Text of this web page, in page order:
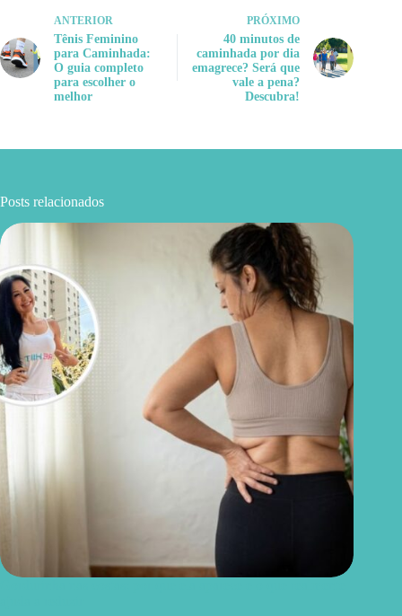
ANTERIOR
Tênis Feminino
para Caminhada:
O guia completo
para escolher o
melhor
PRÓXIMO
40 minutos de
caminhada por dia
emagrece? Será que
vale a pena?
Descubra!
Posts relacionados